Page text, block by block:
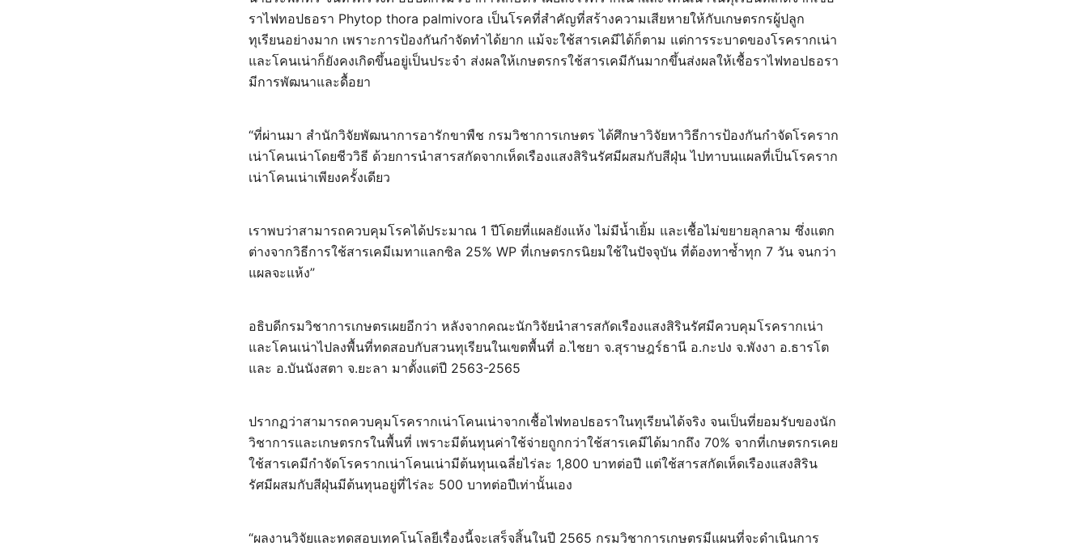
ราไฟทอปธอรา Phytop thora palmivora เป็นโรคที่สำคัญที่สร้างความเสียหายให้กับเกษตรกรผู้ปลูก
ทุเรียนอย่างมาก เพราะการป้องกันกำจัดทำได้ยาก แม้จะใช้สารเคมีได้ก็ตาม แต่การระบาดของโรครากเน่า
และโคนเน่าก็ยังคงเกิดขึ้นอยู่เป็นประจำ ส่งผลให้เกษตรกรใช้สารเคมีกันมากขึ้นส่งผลให้เชื้อราไฟทอปธอรา
มีการพัฒนาและดื้อยา
“ที่ผ่านมา สำนักวิจัยพัฒนาการอารักขาพืช กรมวิชาการเกษตร ได้ศึกษาวิจัยหาวิธีการป้องกันกำจัดโรคราก
เน่าโคนเน่าโดยชีววิธี ด้วยการนำสารสกัดจากเห็ดเรืองแสงสิรินรัศมีผสมกับสีฝุ่น ไปทาบนแผลที่เป็นโรคราก
เน่าโคนเน่าเพียงครั้งเดียว
เราพบว่าสามารถควบคุมโรคได้ประมาณ 1 ปีโดยที่แผลยังแห้ง ไม่มีน้ำเยิ้ม และเชื้อไม่ขยายลุกลาม ซึ่งแตก
ต่างจากวิธีการใช้สารเคมีเมทาแลกซิล 25% WP ที่เกษตรกรนิยมใช้ในปัจจุบัน ที่ต้องทาซ้ำทุก 7 วัน จนกว่า
แผลจะแห้ง”
อธิบดีกรมวิชาการเกษตรเผยอีกว่า หลังจากคณะนักวิจัยนำสารสกัดเรืองแสงสิรินรัศมีควบคุมโรครากเน่า
และโคนเน่าไปลงพื้นที่ทดสอบกับสวนทุเรียนในเขตพื้นที่ อ.ไชยา จ.สุราษฎร์ธานี อ.กะปง จ.พังงา อ.ธารโต
และ อ.บันนังสตา จ.ยะลา มาตั้งแต่ปี 2563-2565
ปรากฏว่าสามารถควบคุมโรครากเน่าโคนเน่าจากเชื้อไฟทอปธอราในทุเรียนได้จริง จนเป็นที่ยอมรับของนัก
วิชาการและเกษตรกรในพื้นที่ เพราะมีต้นทุนค่าใช้จ่ายถูกกว่าใช้สารเคมีได้มากถึง 70% จากที่เกษตรกรเคย
ใช้สารเคมีกำจัดโรครากเน่าโคนเน่ามีต้นทุนเฉลี่ยไร่ละ 1,800 บาทต่อปี แต่ใช้สารสกัดเห็ดเรืองแสงสิริน
รัศมีผสมกับสีฝุ่นมีต้นทุนอยู่ที่ไร่ละ 500 บาทต่อปีเท่านั้นเอง
“ผลงานวิจัยและทดสอบเทคโนโลยีเรื่องนี้จะเสร็จสิ้นในปี 2565 กรมวิชาการเกษตรมีแผนที่จะดำเนินการ